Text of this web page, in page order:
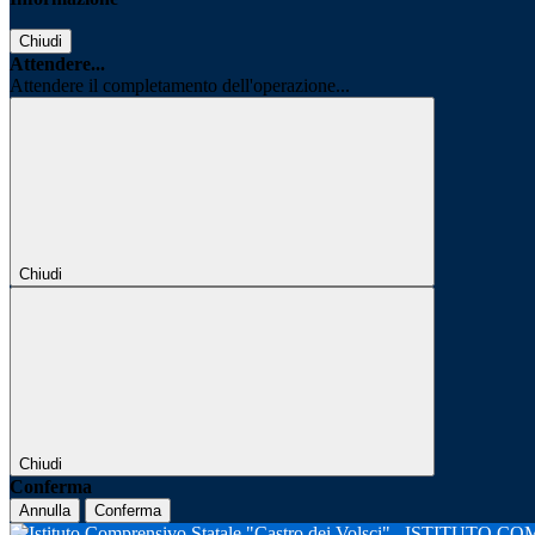
Chiudi
Attendere...
Attendere il completamento dell'operazione...
Chiudi
Chiudi
Conferma
Annulla Conferma